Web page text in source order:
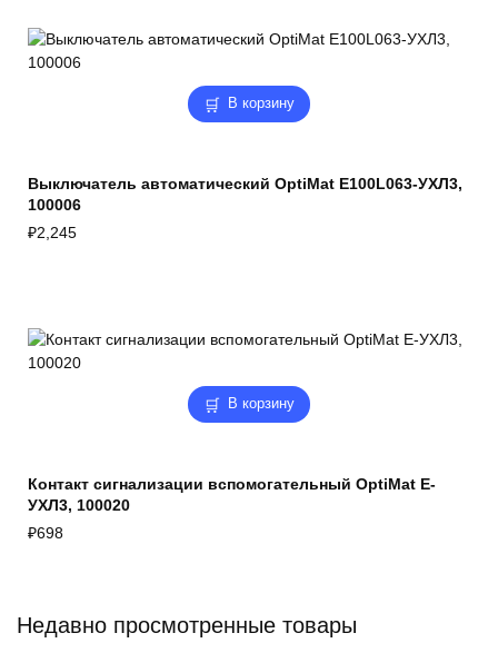
В корзину
Выключатель автоматический OptiMat E100L063-УХЛ3,
100006
₽2,245
В корзину
Контакт сигнализации вспомогательный OptiMat E-
УХЛ3, 100020
₽698
Недавно просмотренные товары